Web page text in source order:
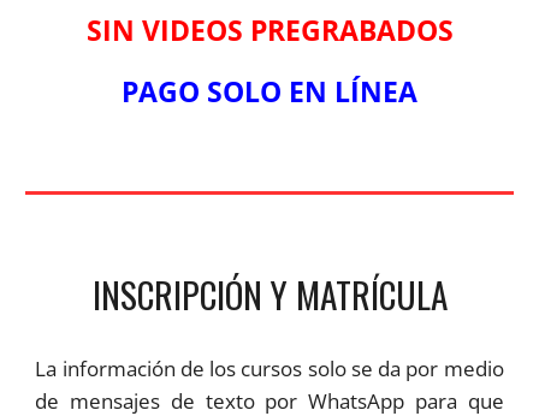
SIN VIDEOS PREGRABADOS
PAGO SOLO EN LÍNEA
INSCRIPCIÓN Y MATRÍCULA
La información de los cursos solo se da por medio
de mensajes de texto por WhatsApp para que